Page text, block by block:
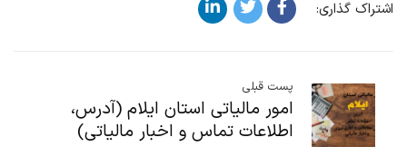
اشتراک گذاری:
پست قبلی
امور مالیاتی استان ایلام (آدرس،
اطلاعات تماس و اخبار مالیاتی)